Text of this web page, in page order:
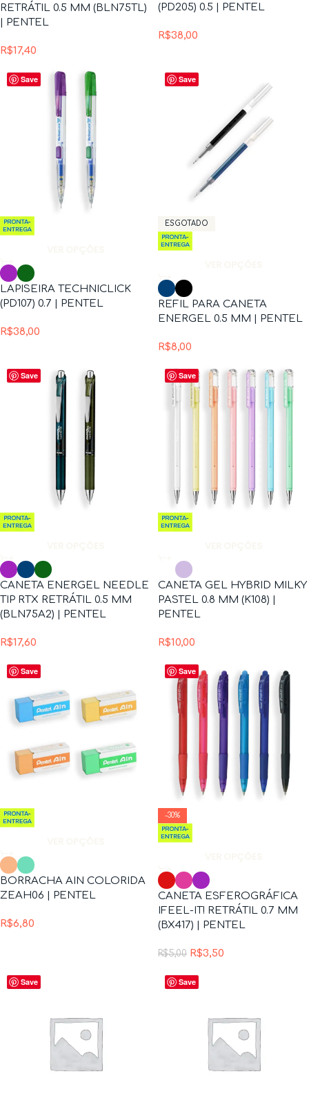
RETRÁTIL 0.5 MM (BLN75TL)
| PENTEL
R$17,40
(PD205) 0.5 | PENTEL
R$38,00
Save
LAPISEIRA TECHNICLICK
(PD107) 0.7 | PENTEL
R$38,00
Save
ESGOTADO
REFIL PARA CANETA
ENERGEL 0.5 MM | PENTEL
R$8,00
Save
CANETA ENERGEL NEEDLE
TIP RTX RETRÁTIL 0.5 MM
(BLN75A2) | PENTEL
R$17,60
Save
CANETA GEL HYBRID MILKY
PASTEL 0.8 MM (K108) |
PENTEL
R$10,00
Save
BORRACHA AIN COLORIDA
ZEAH06 | PENTEL
R$6,80
Save
-30%
CANETA ESFEROGRÁFICA
IFEEL-IT! RETRÁTIL 0.7 MM
(BX417) | PENTEL
R$5,00 R$3,50
Save Save